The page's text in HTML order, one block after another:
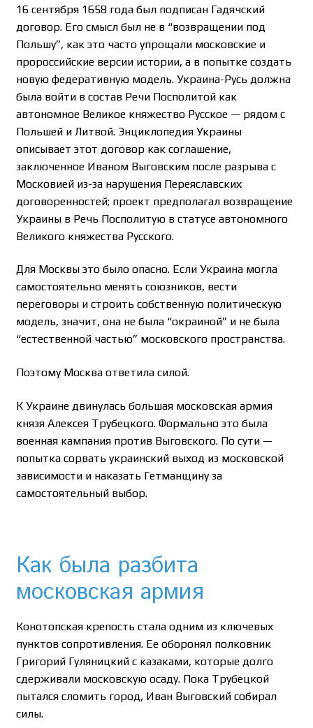
16 сентября 1658 года был подписан Гадячский
договор. Его смысл был не в “возвращении под
Польшу”, как это часто упрощали московские и
пророссийские версии истории, а в попытке создать
новую федеративную модель. Украина-Русь должна
была войти в состав Речи Посполитой как
автономное Великое княжество Русское — рядом с
Польшей и Литвой. Энциклопедия Украины
описывает этот договор как соглашение,
заключенное Иваном Выговским после разрыва с
Московией из-за нарушения Переяславских
договоренностей; проект предполагал возвращение
Украины в Речь Посполитую в статусе автономного
Великого княжества Русского.
Для Москвы это было опасно. Если Украина могла
самостоятельно менять союзников, вести
переговоры и строить собственную политическую
модель, значит, она не была “окраиной” и не была
“естественной частью” московского пространства.
Поэтому Москва ответила силой.
К Украине двинулась большая московская армия
князя Алексея Трубецкого. Формально это была
военная кампания против Выговского. По сути —
попытка сорвать украинский выход из московской
зависимости и наказать Гетманщину за
самостоятельный выбор.
Как была разбита
московская армия
Конотопская крепость стала одним из ключевых
пунктов сопротивления. Ее оборонял полковник
Григорий Гуляницкий с казаками, которые долго
сдерживали московскую осаду. Пока Трубецкой
пытался сломить город, Иван Выговский собирал
силы.